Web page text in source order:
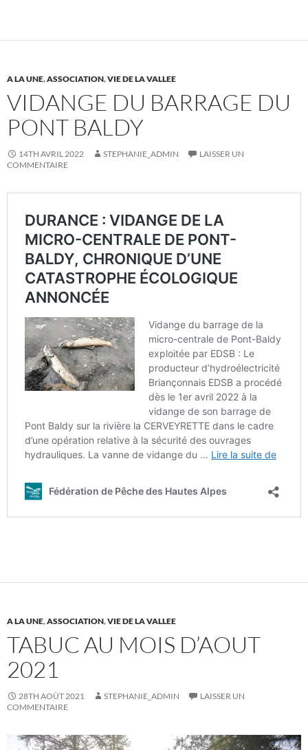
A LA UNE,ASSOCIATION,VIE DE LA VALLEE
VIDANGE DU BARRAGE DU
PONT BALDY
14TH AVRIL 2022 STEPHANIE_ADMIN
LAISSER UN
COMMENTAIRE
A LA UNE,ASSOCIATION,VIE DE LA VALLEE
TABUC AU MOIS D’AOUT
2021
28TH AOÛT 2021 STEPHANIE_ADMIN
LAISSER UN
COMMENTAIRE